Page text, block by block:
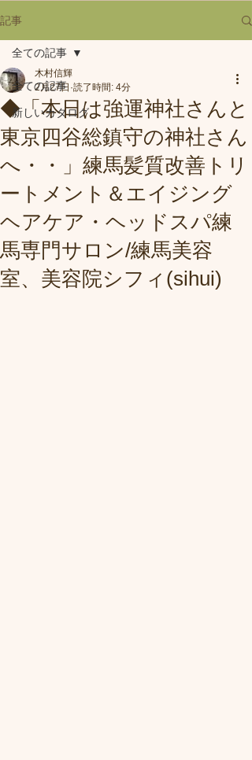
記事
全ての記事
新しいカタログ
全ての記事
◆「本日は強運神社さんと
東京四谷総鎮守の神社さん
へ・・」練馬髪質改善トリ
ートメント＆エイジング
ヘアケア・ヘッドスパ練
馬専門サロン/練馬美容
室、美容院シフィ(sihui)
木村信輝
2月27日 読了時間: 4分